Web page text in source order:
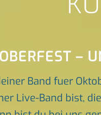
–
Band fuer
Live-Band bist,